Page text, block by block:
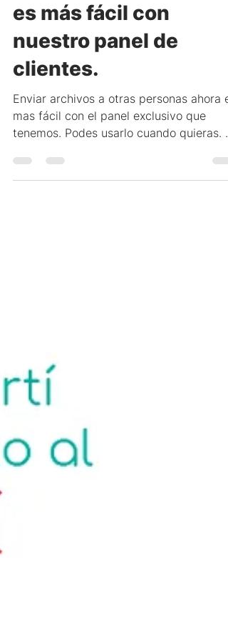
Patricio Peñas
Enviar archivos ahora
es más fácil con
nuestro panel de
clientes.
Enviar archivos a otras personas ahora
mas fácil con el panel exclusivo que